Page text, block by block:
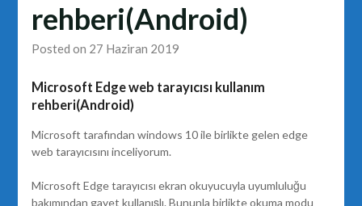
rehberi(Android)
Posted on 27 Haziran 2019
Microsoft Edge web tarayıcısı kullanım
rehberi(Android)
Microsoft tarafından windows 10 ile birlikte gelen edge
web tarayıcısını inceliyorum.
Microsoft Edge tarayıcısı ekran okuyucuyla uyumluluğu
bakımından gayet kullanışlı. Bununla birlikte okuma modu